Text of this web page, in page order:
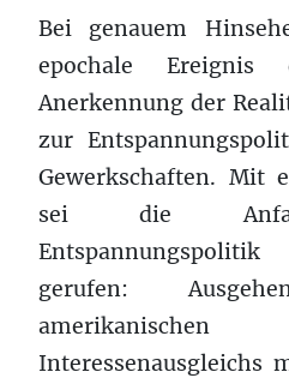
Bei genauem
epochale
Anerkennung der
zur
Gewerkschaften. Mit
sei die
gerufen:
Interessenausgleichs